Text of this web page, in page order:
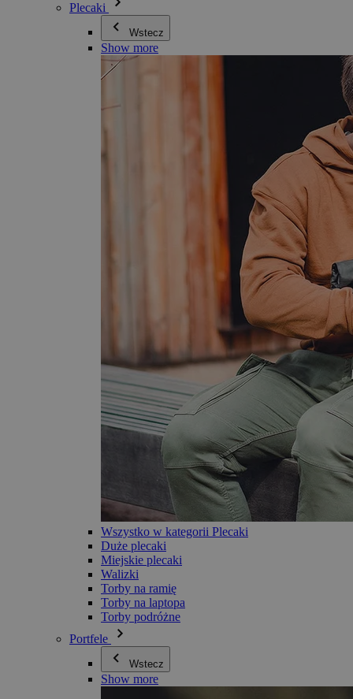
Plecaki
Wstecz
Show more
Wszystko w kategorii Plecaki
Duże plecaki
Miejskie plecaki
Walizki
Torby na ramię
Torby na laptopa
Torby podróżne
Portfele
Wstecz
Show more